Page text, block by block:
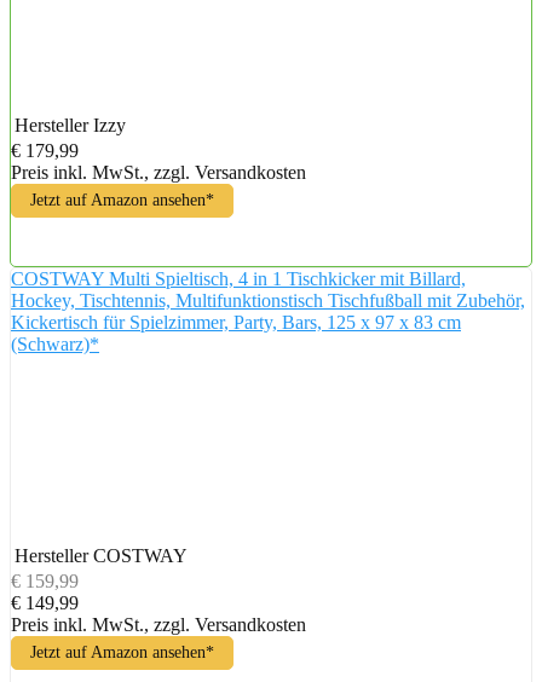
Hersteller Izzy
€ 179,99
Preis inkl. MwSt., zzgl. Versandkosten
Jetzt auf Amazon ansehen*
COSTWAY Multi Spieltisch, 4 in 1 Tischkicker mit Billard,
Hockey, Tischtennis, Multifunktionstisch Tischfußball mit Zubehör,
Kickertisch für Spielzimmer, Party, Bars, 125 x 97 x 83 cm
(Schwarz)*
Hersteller COSTWAY
€ 159,99
€ 149,99
Preis inkl. MwSt., zzgl. Versandkosten
Jetzt auf Amazon ansehen*